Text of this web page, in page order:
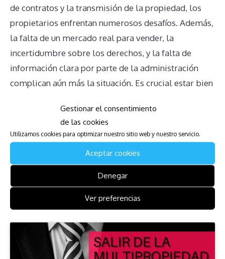
Gestionar el consentimiento
de las cookies
Utilizamos cookies para optimizar nuestro sitio web y nuestro servicio.
Aceptar cookies
Denegar
Ver preferencias
de contratos y la transmisión de la propiedad, los
propietarios enfrentan numerosos desafíos. Además,
la falta de un mercado real para vender, la
incertidumbre sobre los derechos, y la falta de
información clara por parte de la administración
complican aún más la situación. Es crucial estar bien
navegar estos retos de manera efectiva.
Descarga la Guía para Afectados
de Atlantica Princess
Os dejamos una guía de qué hacer para cancelar el